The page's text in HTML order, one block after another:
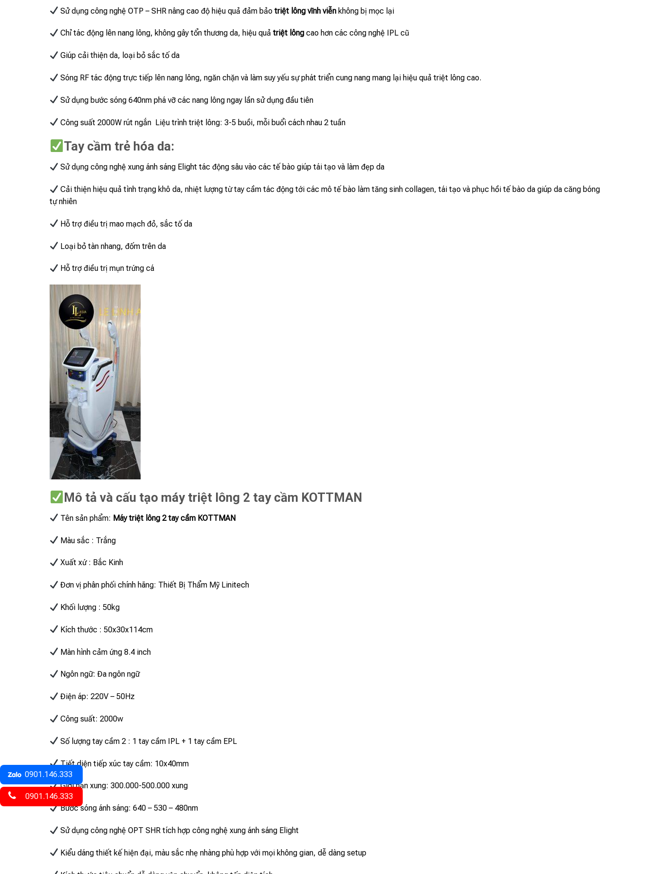
Sử dụng công nghệ OTP – SHR nâng cao độ hiệu quả đảm bảotriệt lông vĩnh viễn không bị mọc lại
Chỉ tác động lên nang lông, không gây tổn thương da, hiệu quảtriệt lông cao hơn các công nghệ IPL cũ
Giúp cải thiện da, loại bỏ sắc tố da
Sóng RF tác động trực tiếp lên nang lông, ngăn chặn và làm suy yếu sự phát triển cung nang mang lại hiệu quả triệt lông cao.
Sử dụng bước sóng 640nm phá vỡ các nang lông ngay lần sử dụng đầu tiên
Công suất 2000W rút ngắn Liệu trình triệt lông: 3-5 buồi, mỗi buổi cách nhau 2 tuần
Tay cầm trẻ hóa da:
Sử dụng công nghệ xung ánh sáng Elight tác động sâu vào các tế bào giúp tái tạo và làm đẹp da
Cải thiện hiệu quả tình trạng khô da, nhiệt lượng từ tay cầm tác động tới các mô tế bào làm tăng sinh collagen, tái tạo và phục hồi tế bào da giúp da căng bóng
tự nhiên
Hỗ trợ điều trị mao mạch đỏ, sắc tố da
Loại bỏ tàn nhang, đốm trên da
Hỗ trợ điều trị mụn trứng cá
Mô tả và cấu tạo máy triệt lông 2 tay cầm KOTTMAN
Tên sản phẩm: Máy triệt lông 2 tay cầm KOTTMAN
Màu sắc : Trắng
Xuất xứ : Bắc Kinh
Đơn vị phân phối chính hãng: Thiết Bị Thẩm Mỹ Linitech
Khối lượng : 50kg
Kích thước : 50x30x114cm
Màn hình cảm ứng 8.4 inch
Ngôn ngữ: Đa ngôn ngữ
Điện áp: 220V – 50Hz
Công suất: 2000w
Số lượng tay cầm 2 : 1 tay cầm IPL + 1 tay cầm EPL
Tiết diện tiếp xúc tay cầm: 10x40mm
Giới hạn xung: 300.000-500.000 xung
Bước sóng ánh sáng: 640 – 530 – 480nm
Sử dụng công nghệ OPT SHR tích hợp công nghệ xung ánh sáng Elight
Kiểu dáng thiết kế hiện đại, màu sắc nhẹ nhàng phù hợp với mọi không gian, dễ dàng setup
0901.146.333
0901.146.333